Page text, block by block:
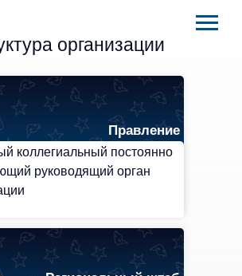
коллегиальный постоянно
руководящий орган
Правление
организации